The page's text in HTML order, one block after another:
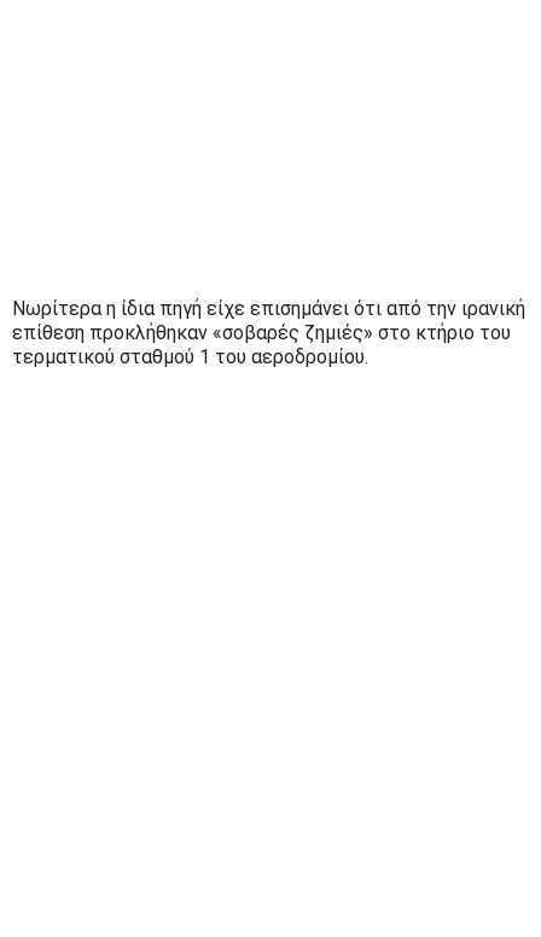
Νωρίτερα η ίδια πηγή είχε επισημάνει ότι από την ιρανική
επίθεση προκλήθηκαν «σοβαρές ζημιές» στο κτήριο του
τερματικού σταθμού 1 του αεροδρομίου.